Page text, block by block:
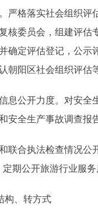
格落实社会组织评
核委员会，组建评
确定评估登记，公
朝阳区社会组织评估
公开力度。对安全
安全生产事故调查报
合执法检查情况公
期公开旅游行业服务
、转方式